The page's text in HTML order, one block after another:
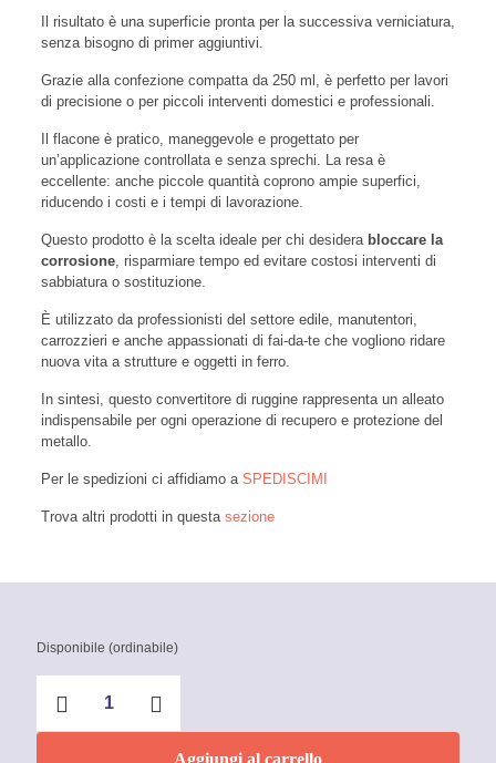
Il risultato è una superficie pronta per la successiva verniciatura,
senza bisogno di primer aggiuntivi.
Grazie alla confezione compatta da 250 ml, è perfetto per lavori
di precisione o per piccoli interventi domestici e professionali.
Il flacone è pratico, maneggevole e progettato per
un’applicazione controllata e senza sprechi. La resa è
eccellente: anche piccole quantità coprono ampie superfici,
riducendo i costi e i tempi di lavorazione.
Questo prodotto è la scelta ideale per chi desidera bloccare la
corrosione, risparmiare tempo ed evitare costosi interventi di
sabbiatura o sostituzione.
È utilizzato da professionisti del settore edile, manutentori,
carrozzieri e anche appassionati di fai-da-te che vogliono ridare
nuova vita a strutture e oggetti in ferro.
In sintesi, questo convertitore di ruggine rappresenta un alleato
indispensabile per ogni operazione di recupero e protezione del
metallo.
Per le spedizioni ci affidiamo a SPEDISCIMI
Trova altri prodotti in questa sezione
Disponibile (ordinabile)
ruggine
Aggiungi al carrello